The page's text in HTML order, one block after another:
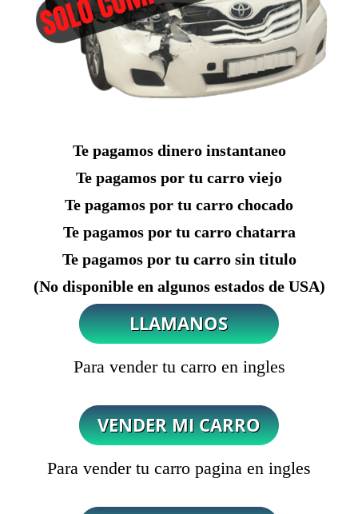
Te pagamos dinero instantaneo
Te pagamos por tu carro viejo
Te pagamos por tu carro chocado
Te pagamos por tu carro chatarra
Te pagamos por tu carro sin titulo
(No disponible en algunos estados de USA)
Para vender tu carro en ingles
Para vender tu carro pagina en ingles